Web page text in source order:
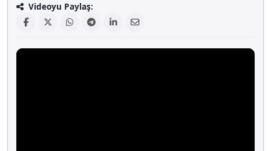
Videoyu Paylaş: